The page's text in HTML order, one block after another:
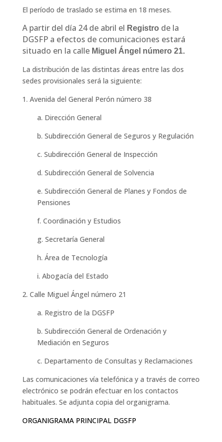
El período de traslado se estima en 18 meses.
A partir del día 24 de abril el Registro de la
DGSFP a efectos de comunicaciones estará
situado en la calle Miguel Ángel número 21.
La distribución de las distintas áreas entre las dos
sedes provisionales será la siguiente:
1. Avenida del General Perón número 38
a. Dirección General
b. Subdirección General de Seguros y Regulación
c. Subdirección General de Inspección
d. Subdirección General de Solvencia
e. Subdirección General de Planes y Fondos de
Pensiones
f. Coordinación y Estudios
g. Secretaría General
h. Área de Tecnología
i. Abogacía del Estado
2. Calle Miguel Ángel número 21
a. Registro de la DGSFP
b. Subdirección General de Ordenación y
Mediación en Seguros
c. Departamento de Consultas y Reclamaciones
Las comunicaciones vía telefónica y a través de correo
electrónico se podrán efectuar en los contactos
habituales. Se adjunta copia del organigrama.
ORGANIGRAMA PRINCIPAL DGSFP